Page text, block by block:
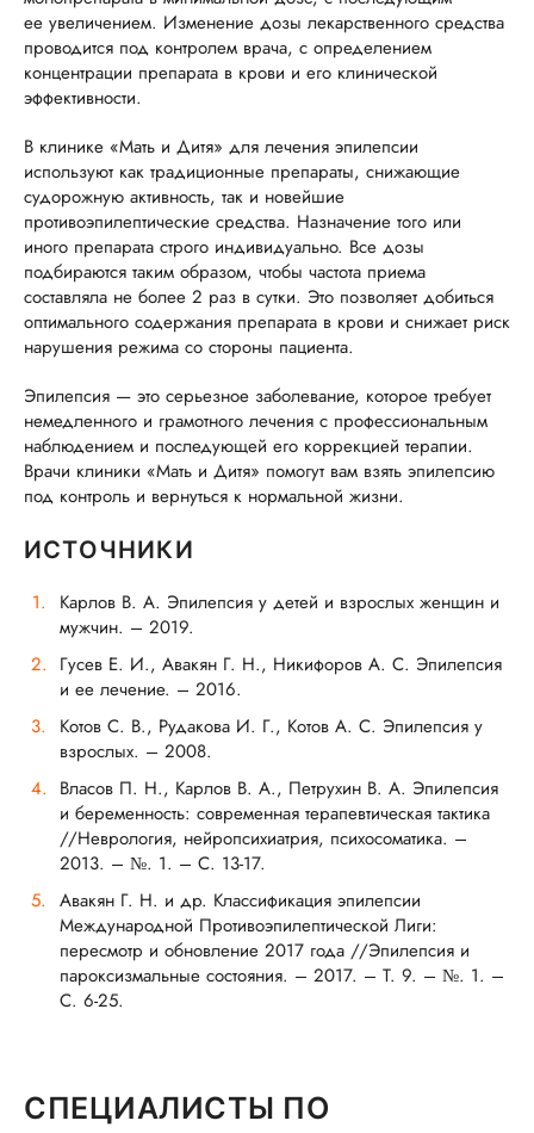
ее увеличением. Изменение дозы лекарственного средства
проводится под контролем врача, с определением
концентрации препарата в крови и его клинической
эффективности.
В клинике «Мать и Дитя» для лечения эпилепсии
используют как традиционные препараты, снижающие
судорожную активность, так и новейшие
противоэпилептические средства. Назначение того или
иного препарата строго индивидуально. Все дозы
подбираются таким образом, чтобы частота приема
составляла не более 2 раз в сутки. Это позволяет добиться
оптимального содержания препарата в крови и снижает риск
нарушения режима со стороны пациента.
Эпилепсия — это серьезное заболевание, которое требует
немедленного и грамотного лечения с профессиональным
наблюдением и последующей его коррекцией терапии.
Врачи клиники «Мать и Дитя» помогут вам взять эпилепсию
под контроль и вернуться к нормальной жизни.
ИСТОЧНИКИ
Карлов В. А. Эпилепсия у детей и взрослых женщин и
мужчин. – 2019.
Гусев Е. И., Авакян Г. Н., Никифоров А. С. Эпилепсия
и ее лечение. – 2016.
Котов С. В., Рудакова И. Г., Котов А. С. Эпилепсия у
взрослых. – 2008.
Власов П. Н., Карлов В. А., Петрухин В. А. Эпилепсия
и беременность: современная терапевтическая тактика
//Неврология, нейропсихиатрия, психосоматика. –
2013. – №. 1. – С. 13-17.
Авакян Г. Н. и др. Классификация эпилепсии
Международной Противоэпилептической Лиги:
пересмотр и обновление 2017 года //Эпилепсия и
пароксизмальные состояния. – 2017. – Т. 9. – №. 1. –
С. 6-25.
СПЕЦИАЛИСТЫ ПО